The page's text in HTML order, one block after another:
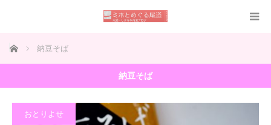
ホーム 納豆そば
納豆そば
おとりよせ